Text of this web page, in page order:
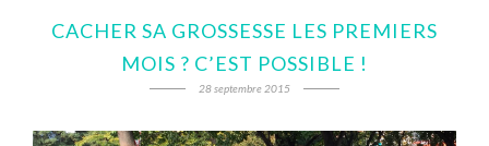
CACHER SA GROSSESSE LES PREMIERS
MOIS ? C’EST POSSIBLE !
28 septembre 2015